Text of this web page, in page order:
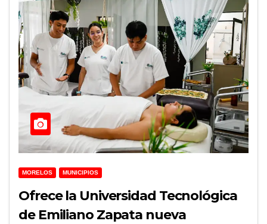
MORELOS MUNICIPIOS
Ofrece la Universidad Tecnológica
de Emiliano Zapata nueva